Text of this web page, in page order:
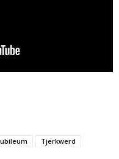
Tjerkwerd